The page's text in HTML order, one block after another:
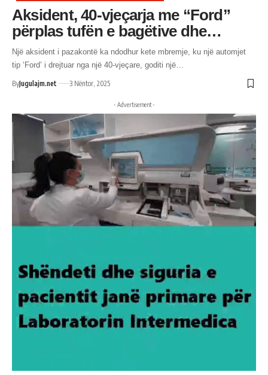
Aksident, 40-vjeçarja me “Ford”
përplas tufën e bagëtive dhe…
Një aksident i pazakontë ka ndodhur kete mbremje, ku një automjet
tip ‘Ford’ i drejtuar nga një 40-vjeçare, goditi një…
ByJugulajm.net 3 Nëntor, 2025
- Advertisement -